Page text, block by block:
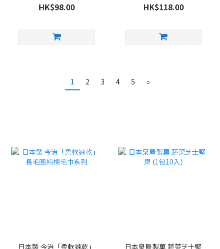
HK$98.00 HK$118.00
1 2 3 4 5 »
日本製 今治「柔軟速乾」
日本泉屋製菓 蔬菜芝士堅